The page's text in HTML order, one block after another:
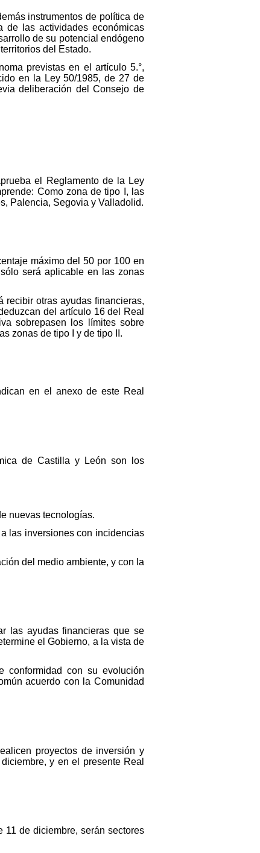
instrumentos de política de
de las actividades económicas
de su potencial endógeno
del Estado.
previstas en el artículo 5.°,
en la Ley 50/1985, de 27 de
deliberación del Consejo de
el Reglamento de la Ley
Como zona de tipo I, las
Palencia, Segovia y Valladolid.
máximo del 50 por 100 en
será aplicable en las zonas
otras ayudas financieras,
del artículo 16 del Real
sobrepasen los límites sobre
zonas de tipo I y de tipo II.
en el anexo de este Real
de Castilla y León son los
nuevas tecnologías.
las inversiones con incidencias
del medio ambiente, y con la
las ayudas financieras que se
el Gobierno, a la vista de
conformidad con su evolución
acuerdo con la Comunidad
proyectos de inversión y
y en el presente Real
de diciembre, serán sectores